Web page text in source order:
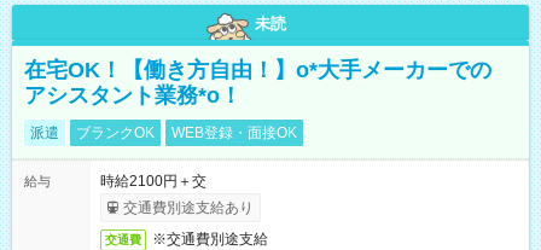
未読
在宅OK！【働き方自由！】o*大手メーカーでの
アシスタント業務*o！
派遣 ブランクOK WEB登録・面接OK
給与
時給2100円＋交
交通費別途支給あり
交通費 ※交通費別途支給